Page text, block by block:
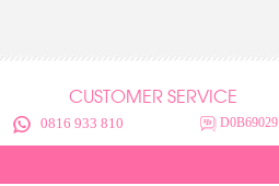
CUSTOMER SERVICE
0816 933 810 D0B69029